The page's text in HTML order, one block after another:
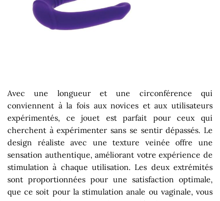
Avec une longueur et une circonférence qui
conviennent à la fois aux novices et aux utilisateurs
expérimentés, ce jouet est parfait pour ceux qui
cherchent à expérimenter sans se sentir dépassés. Le
design réaliste avec une texture veinée offre une
sensation authentique, améliorant votre expérience de
stimulation à chaque utilisation. Les deux extrémités
sont proportionnées pour une satisfaction optimale,
que ce soit pour la stimulation anale ou vaginale, vous